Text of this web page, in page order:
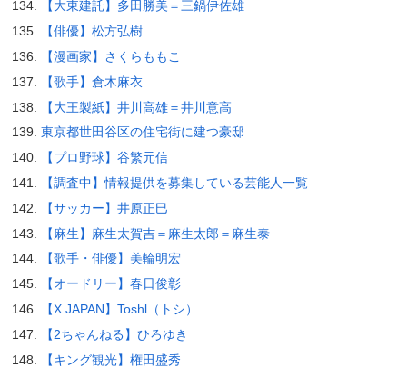
【大東建託】多田勝美＝三鍋伊佐雄
【俳優】松方弘樹
【漫画家】さくらももこ
【歌手】倉木麻衣
【大王製紙】井川高雄＝井川意高
東京都世田谷区の住宅街に建つ豪邸
【プロ野球】谷繁元信
【調査中】情報提供を募集している芸能人一覧
【サッカー】井原正巳
【麻生】麻生太賀吉＝麻生太郎＝麻生泰
【歌手・俳優】美輪明宏
【オードリー】春日俊彰
【X JAPAN】Toshl（トシ）
【2ちゃんねる】ひろゆき
【キング観光】権田盛秀